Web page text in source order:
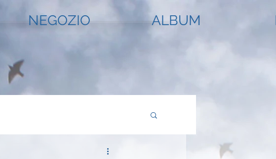
NEGOZIO ALBUM